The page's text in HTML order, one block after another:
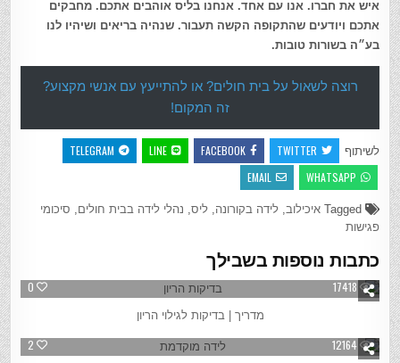
איש את חברו. אנו עם אחד. אנחנו בליס אוהבים אתכם. מחבקים
אתכם ויודעים שהתקופה הקשה תעבור. שנהיה בריאים ושיהיו לנו
בע״ה בשורות טובות.
רוצה לשאול על בית חולים? או להתייעץ עם אנשי מקצוע?
זה המקום!
לשיתוף TWITTER
FACEBOOK
LINE
TELEGRAM
WHATSAPP
EMAIL
איכילוב,לידה בקורונה,ליס, נהלי לידה בבית חולים, סיכומי
פגישות
כתבות נוספות בשבילך
0 17418
מדריך | בדיקות לגילוי הריון
2 12164